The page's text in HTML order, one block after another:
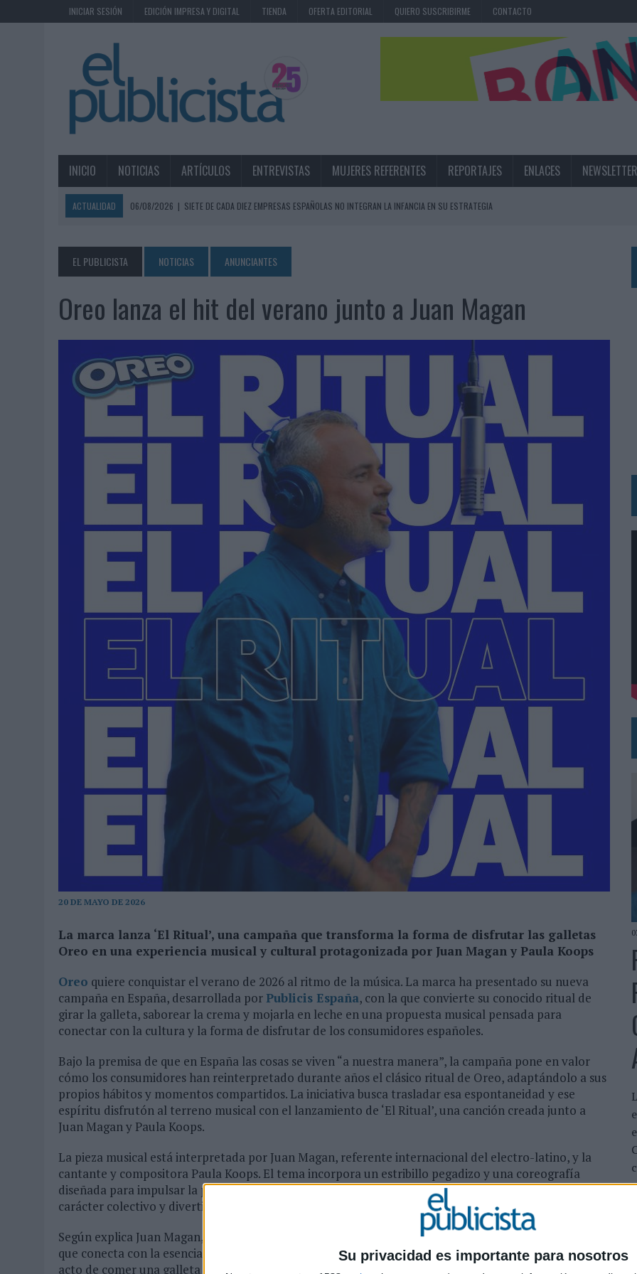
Su privacidad es importante para nosotros
INICIAR SESIÓN EDICIÓN IMPRESA Y DIGITAL TIENDA OFERTA EDITORIAL QUIERO SUSCRIBIRME CONTACTO
INICIO NOTICIAS ARTÍCULOS ENTREVISTAS MUJERES REFERENTES REPORTAJES ENLACES NEWSLETTER
ACTUALIDAD 06/08/2026 | SIETE DE CADA DIEZ EMPRESAS ESPAÑOLAS NO INTEGRAN LA INFANCIA EN SU ESTRATEGIA
06/08/2026 | EL USO DE LA IA GENERATIVA ALCANZA YA AL 62% DE LOS ESPAÑOLES
06/08/2026
SYSTEM1 NOMBRA A KIMBERLY BASTONI COMO NUEVA DIRECTORA COMERCIAL GLOBAL
06/08/2026 | FRIGO Y UNIQLO LANZAN UNA COLECCIÓN PERSONALIZABLE INSPIRADA EN CORNETTO, CALIPPO Y SOLERO
05/08/2026
BEON WORLDWIDE LANZA RAÍZ URBANA PARA TRANSFORMAR EL PATRIMONIO HISTÓRICO EN ACTIVOS CULTURALES Y ECONÓMICOS
05/08/2026 |
FABRA COMUNICACIÓN INCORPORA A CASONÁ Y ASUME LA GESTIÓN DE SUS RELACIONES CON LOS MEDIOS
05/08/2026 | LOPESAN HOTELS & RESORTS ACERCA EL PARAÍSO CANARIO EN SU ÚLTIMA CAMPAÑA INTERNACIONAL
05/08/2026 | LUIS ARQUILLOS (BURGO DE ARIAS): “LA CONSTRUCCIÓN DE MARCA A LARGO PLAZO Y LA MEDICIÓN SON DOS CARAS DE LA MISMA
‘EL PARAÍSO MÁS CERCA’, DE 22GRADOS PARA LOPESAN HOTELS & RESORTS
‘LA ÚNICA CERVEZA DEL MUNDO QUE SE DISFRUTA DOS VECES’, DE INUSUALY PARA CERVEZA CAPAZ
04/08/2026 | ‘EL FÚTBOL SIN LAS PERSONAS’, DE DENTSU CREATIVE PARA ORANGE
CAPAZ, LA CERVEZA QUE CONVIERTE CADA BOTELLA EN UNA OPORTUNIDAD DE INCLUSIÓN
04/08/2026 | BABARIA Y MAXIBON SON ‘EL MATCH PERFECTO DEL VERANO’
AUDIBLE REIVINDICA EL PODER TRANSFORMADOR DEL AUDIO EN SU NUEVA CAMPAÑA GLOBAL DE MARCA
‘VUELVE EL FÚTBOL. VUELVE A SOÑAR’, DE VML PARA MOVISTAR
03/08/2026 | MOVISTAR APELA A LA ILUSIÓN DE LAS AFICIONES PARA EL REGRESO DEL FÚTBOL
06/08/2026 | ‘LA VUELTA’, DE FENOMENAL PARA MÁLAGA CF
EL PUBLICISTA NOTICIAS ANUNCIANTES
Oreo lanza el hit del verano junto a Juan Magan
20 DE MAYO DE 2026
La marca lanza ‘El Ritual’, una campaña que transforma la forma de disfrutar las galletas
Oreo en una experiencia musical y cultural protagonizada por Juan Magan y Paula Koops
Oreo quiere conquistar el verano de 2026 al ritmo de la música. La marca ha presentado su nueva
campaña en España, desarrollada por Publicis España, con la que convierte su conocido ritual de
girar la galleta, saborear la crema y mojarla en leche en una propuesta musical pensada para
conectar con la cultura y la forma de disfrutar de los consumidores españoles.
Bajo la premisa de que en España las cosas se viven “a nuestra manera”, la campaña pone en valor
cómo los consumidores han reinterpretado durante años el clásico ritual de Oreo, adaptándolo a sus
propios hábitos y momentos compartidos. La iniciativa busca trasladar esa espontaneidad y ese
espíritu disfrutón al terreno musical con el lanzamiento de ‘El Ritual’, una canción creada junto a
Juan Magan y Paula Koops.
La pieza musical está interpretada por Juan Magan, referente internacional del electro-latino, y la
cantante y compositora Paula Koops. El tema incorpora un estribillo pegadizo y una coreografía
diseñada para impulsar la participación de familias y consumidores en redes sociales, reforzando el
carácter colectivo y divertido de la campaña.
Según explica Juan Magan, la colaboración ha supuesto “una experiencia increíblemente divertida”
que conecta con la esencia de compartir y disfrutar asociada a la marca. La campaña convierte así el
acto de comer una galleta Oreo en una experiencia cultural vinculada al baile, la música y el